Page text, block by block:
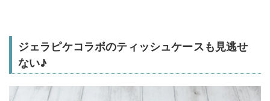
ジェラピケコラボのティッシュケースも見逃せ
ない♪